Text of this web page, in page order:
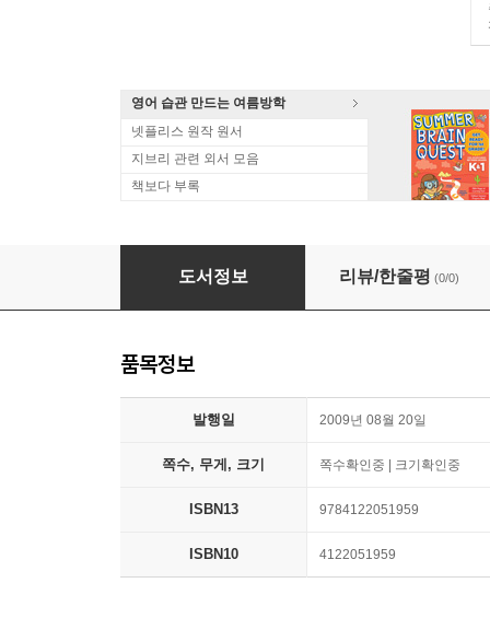
영어 습관 만드는 여름방학
넷플리스 원작 원서
지브리 관련 외서 모음
책보다 부록
夢の浮橋
도서정보 리뷰/한줄평 (0/0)
품목정보
발행일 2009년 08월 20일
쪽수, 무게, 크기 쪽수확인중 | 크기확인중
ISBN13 9784122051959
ISBN10 4122051959